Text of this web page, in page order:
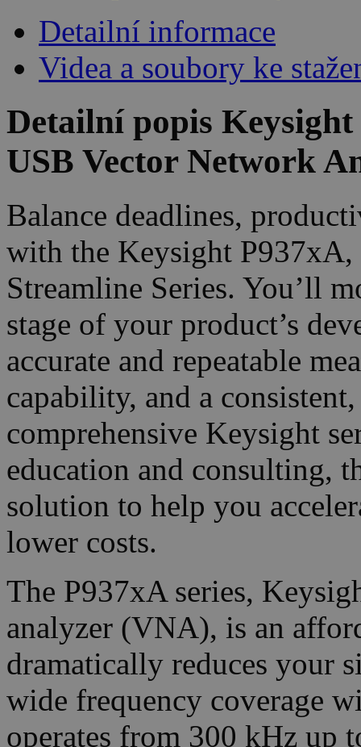
Detailní informace
Videa a soubory ke
Detailní popis Keysight
USB Vector Network
Balance deadlines,
with the Keysight P937xA,
Streamline Series. You’ll
stage of your product’s
accurate and repeatable
capability, and a
comprehensive Keysight
education and consulting,
solution to help you
lower costs.
The P937xA series,
analyzer (VNA), is an
dramatically reduces your
wide frequency coverage
operates from 300 kHz up